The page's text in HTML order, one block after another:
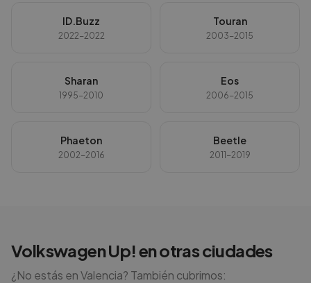
ID.Buzz
2022-2022
Touran
2003-2015
Sharan
1995-2010
Eos
2006-2015
Phaeton
2002-2016
Beetle
2011-2019
VolkswagenUp!en otras ciudades
¿No estás enValencia? También cubrimos: